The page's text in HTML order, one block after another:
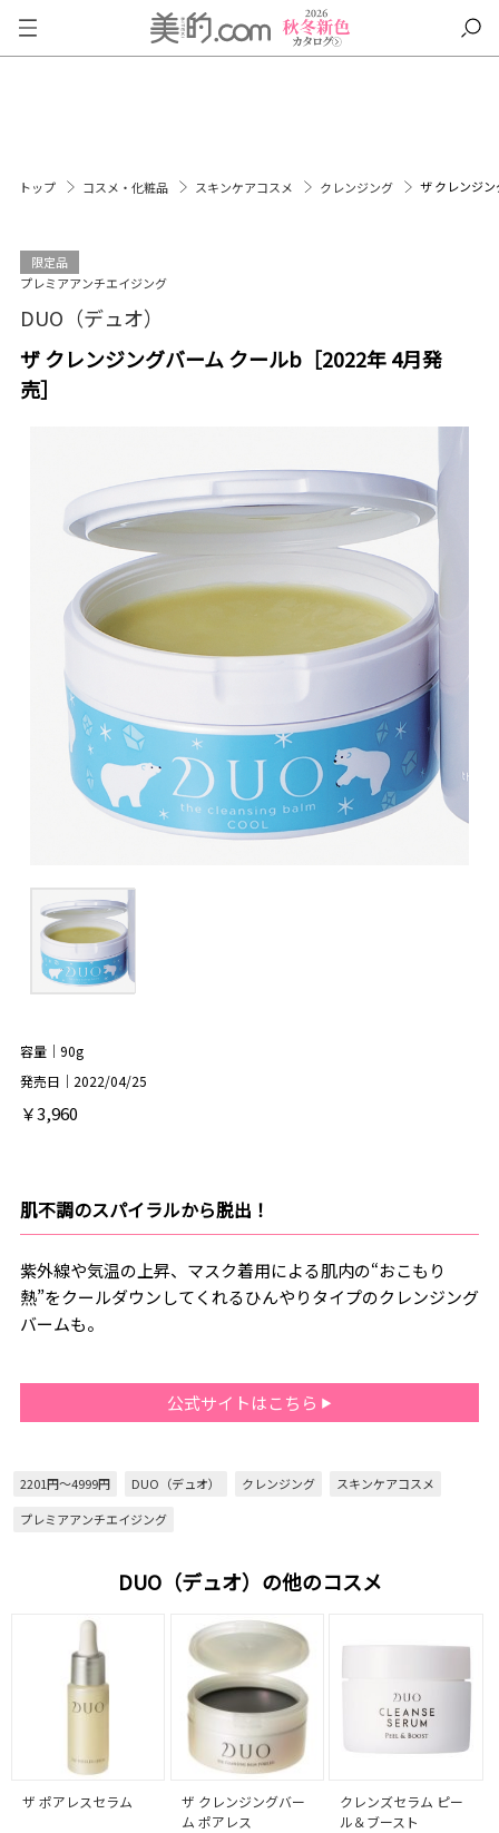
トップ コスメ・化粧品 スキンケアコスメ クレンジング ザ クレンジ
限定品
プレミアアンチエイジング
DUO（デュオ）
ザ クレンジングバーム クールb［2022年 4月発
売］
容量｜90g
発売日｜2022/04/25
￥3,960
肌不調のスパイラルから脱出！
紫外線や気温の上昇、マスク着用による肌内の“おこもり
熱”をクールダウンしてくれるひんやりタイプのクレンジング
バームも。
公式サイトはこちら
2201円～4999円 DUO（デュオ） クレンジング
スキンケアコスメ
プレミアアンチエイジング
DUO（デュオ）の他のコスメ
ザ ポアレスセラム
ザ クレンジングバー
ム ポアレス
クレンズセラム ピー
ル＆ブースト